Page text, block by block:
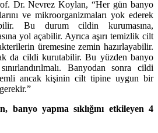
Dr. Nevrez Koylan, “Her gün banyo
ve mikroorganizmaları yok ederek
Bu durum cildin kurumasına,
yol açabilir. Ayrıca aşırı temizlik cilt
üremesine zemin hazırlayabilir.
da cildi kurutabilir. Bu yüzden banyo
Banyodan sonra cildi
ancak kişinin cilt tipine uygun bir
banyo yapma sıklığını etkileyen 4